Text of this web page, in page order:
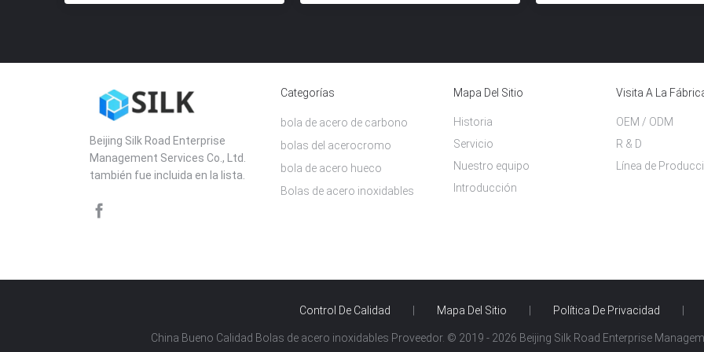
Beijing Silk Road Enterprise
Management Services Co., Ltd.
también fue incluida en la lista.
Categorías
Bolas de acero inoxidables
bola de acero de carbono
bolas del acerocromo
bola de acero hueco
Mapa Del Sitio
Introducción
Historia
Servicio
Nuestro equipo
Visita A La
Línea de
OEM / ODM
R & D
Control De Calidad Mapa Del Sitio Política De Privacidad
China Bueno Calidad Bolas de acero inoxidables Proveedor. © 2019 - 2026 Beijing Silk Road Enterprise